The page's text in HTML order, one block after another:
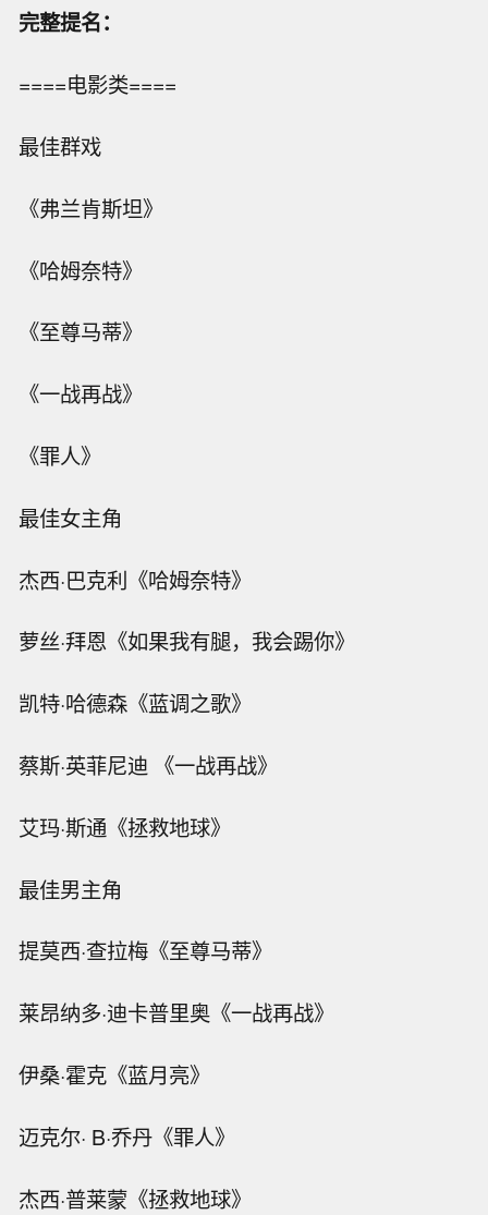
完整提名：
====电影类====
最佳群戏
《弗兰肯斯坦》
《哈姆奈特》
《至尊马蒂》
《一战再战》
《罪人》
最佳女主角
杰西·巴克利《哈姆奈特》
萝丝·拜恩《如果我有腿，我会踢你》
凯特·哈德森《蓝调之歌》
蔡斯·英菲尼迪 《一战再战》
艾玛·斯通《拯救地球》
最佳男主角
提莫西·查拉梅《至尊马蒂》
莱昂纳多·迪卡普里奥《一战再战》
伊桑·霍克《蓝月亮》
迈克尔· B·乔丹《罪人》
杰西·普莱蒙《拯救地球》